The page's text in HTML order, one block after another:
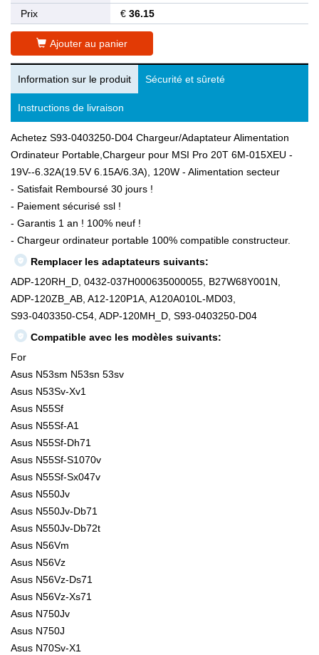
Prix
€ 36.15
Ajouter au panier
Information sur le produit Sécurité et sûreté
Instructions de livraison
Achetez S93-0403250-D04 Chargeur/Adaptateur Alimentation
Ordinateur Portable,Chargeur pour MSI Pro 20T 6M-015XEU -
19V--6.32A(19.5V 6.15A/6.3A), 120W - Alimentation secteur
- Satisfait Remboursé 30 jours !
- Paiement sécurisé ssl !
- Garantis 1 an ! 100% neuf !
- Chargeur ordinateur portable 100% compatible constructeur.
Remplacer les adaptateurs suivants:
ADP-120RH_D, 0432-037H000635000055, B27W68Y001N,
ADP-120ZB_AB, A12-120P1A, A120A010L-MD03,
S93-0403350-C54, ADP-120MH_D, S93-0403250-D04
Compatible avec les modèles suivants:
For
Asus N53sm N53sn 53sv
Asus N53Sv-Xv1
Asus N55Sf
Asus N55Sf-A1
Asus N55Sf-Dh71
Asus N55Sf-S1070v
Asus N55Sf-Sx047v
Asus N550Jv
Asus N550Jv-Db71
Asus N550Jv-Db72t
Asus N56Vm
Asus N56Vz
Asus N56Vz-Ds71
Asus N56Vz-Xs71
Asus N750Jv
Asus N750J
Asus N70Sv-X1